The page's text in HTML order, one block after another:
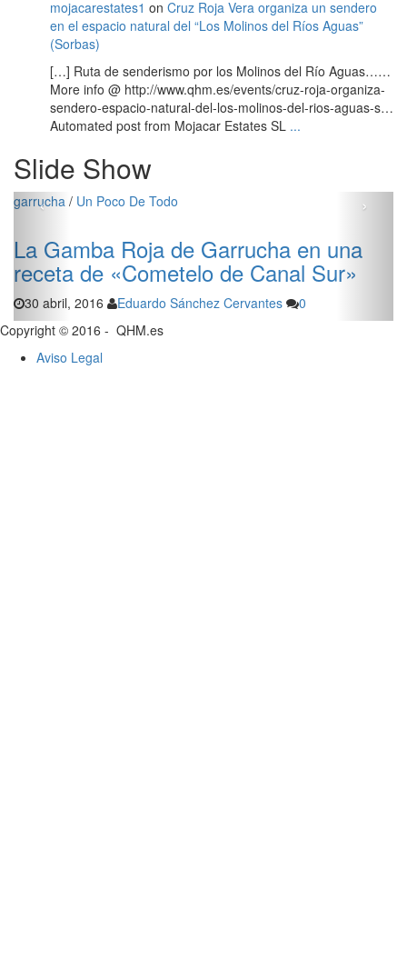
mojacarestates1 on Cruz Roja Vera organiza un sendero
en el espacio natural del “Los Molinos del Ríos Aguas”
(Sorbas)
[…] Ruta de senderismo por los Molinos del Río Aguas……
More info @ http://www.qhm.es/events/cruz-roja-organiza-
sendero-espacio-natural-del-los-molinos-del-rios-aguas-s…
Automated post from Mojacar Estates SL ...
Slide Show
carboneras/Un Poco De Todo
‹ ›